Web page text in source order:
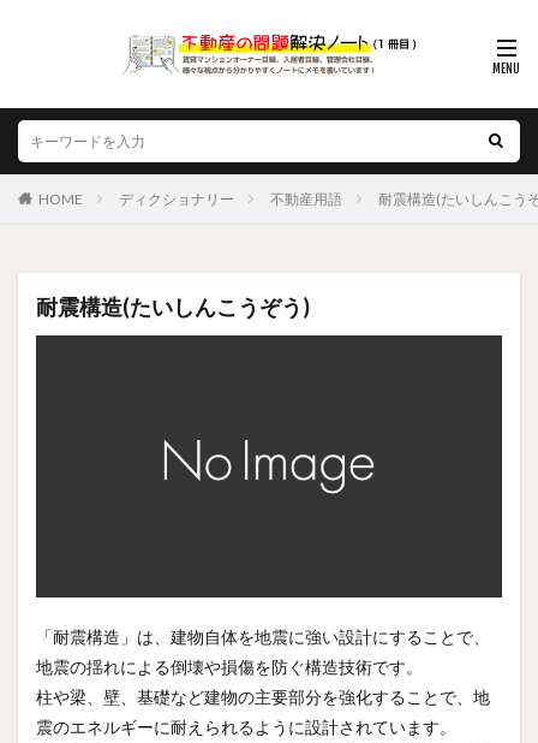
HOME ディクショナリー 不動産用語 耐震構造(たいしんこう
耐震構造(たいしんこうぞう)
「耐震構造」は、建物自体を地震に強い設計にすることで、
地震の揺れによる倒壊や損傷を防ぐ構造技術です。
柱や梁、壁、基礎など建物の主要部分を強化することで、地
震のエネルギーに耐えられるように設計されています。